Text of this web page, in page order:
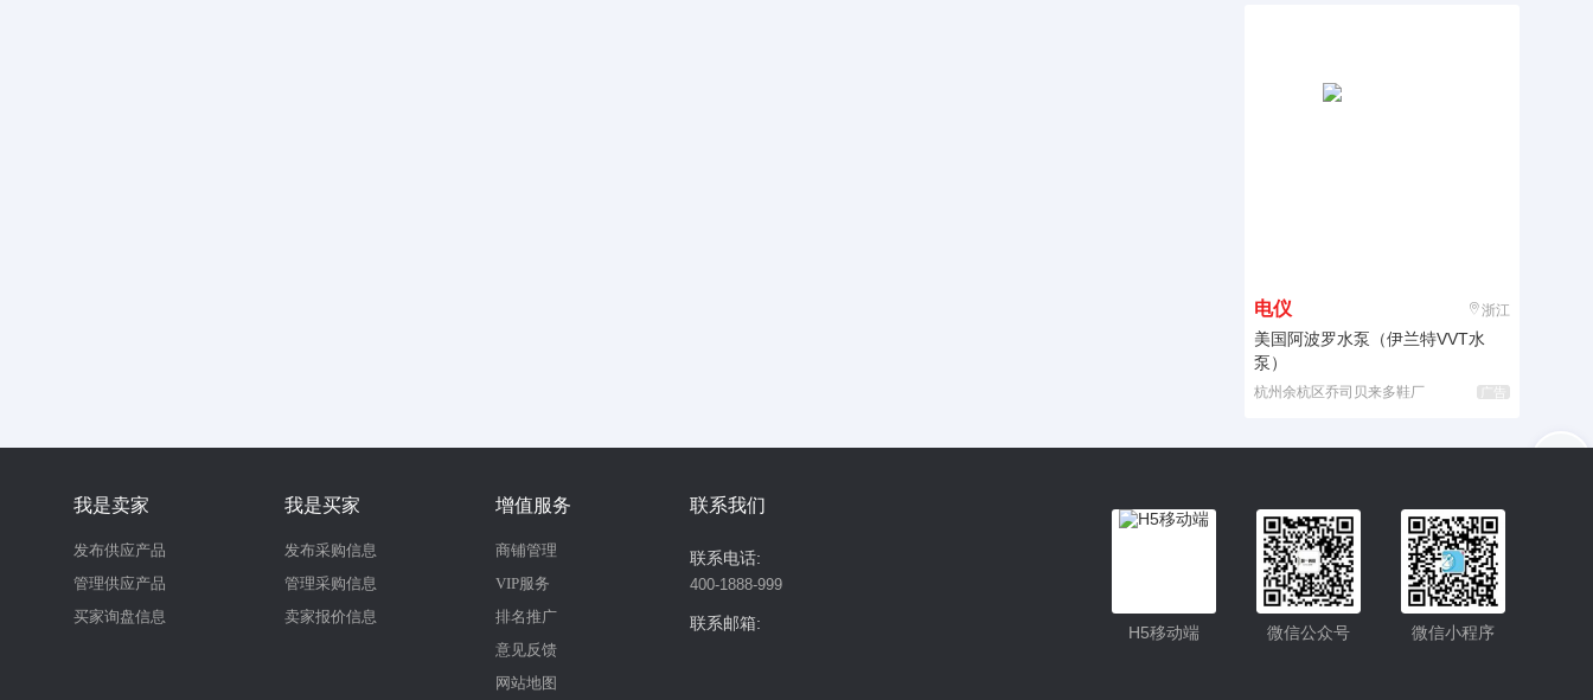
电仪 浙江
美国阿波罗水泵（伊兰特VVT水
泵）
杭州余杭区乔司贝来多鞋厂 广告
我是卖家
发布供应产品
管理供应产品
买家询盘信息
我是买家
发布采购信息
管理采购信息
卖家报价信息
增值服务
商铺管理
VIP服务
排名推广
意见反馈
网站地图
联系我们
联系电话:
400-1888-999
联系邮箱: 微信小程序
微信公众号
H5移动端
小程序更便捷的查找产品